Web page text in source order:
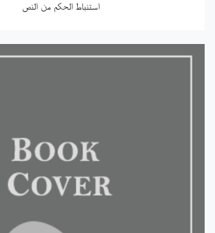
استنباط الحكم من النص